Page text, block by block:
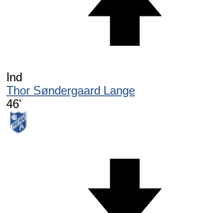
Ind
Thor Søndergaard Lange
46'